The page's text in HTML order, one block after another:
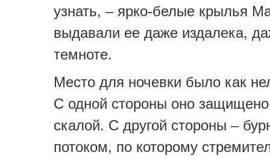
узнать, – ярко-белые крылья
выдавали ее даже издалека,
темноте.
Место для ночевки было как
С одной стороны оно защищено
скалой. С другой стороны –
потоком, по которому